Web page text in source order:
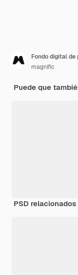
Fondo digital
magnific
Puede que
PSD relacionados